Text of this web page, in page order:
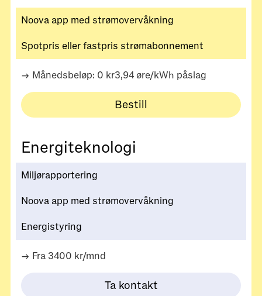
Noova app med strømovervåkning
Spotpris eller fastpris strømabonnement
→ Månedsbeløp: 0 kr3,94 øre/kWh påslag
Bestill
Energiteknologi
Miljørapportering
Noova app med strømovervåkning
Energistyring
→ Fra 3400 kr/mnd
Ta kontakt